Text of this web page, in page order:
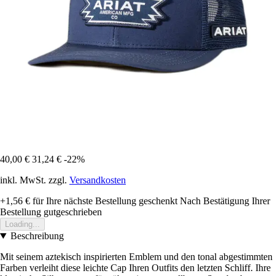
40,00 € 31,24 € -22%
inkl. MwSt. zzgl. Versandkosten
+1,56 € für Ihre nächste Bestellung geschenkt Nach Bestätigung Ihrer
Bestellung gutgeschrieben
Loading...
Beschreibung
Mit seinem aztekisch inspirierten Emblem und den tonal abgestimmten
Farben verleiht diese leichte Cap Ihren Outfits den letzten Schliff. Ihre